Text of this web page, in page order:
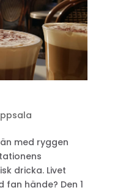
med ryggen
dricka. Livet
fan hände? Den 1